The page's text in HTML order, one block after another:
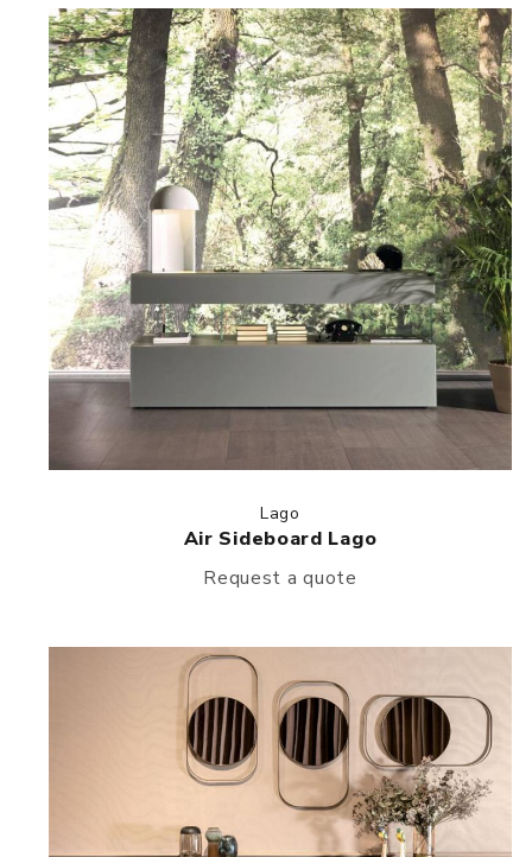
Lago
Air Sideboard Lago
Request a quote